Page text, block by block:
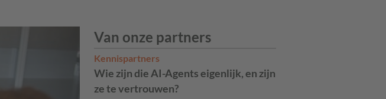
Van onze partners
Kennispartners
Wie zijn die AI-Agents eigenlijk, en zijn
ze te vertrouwen?